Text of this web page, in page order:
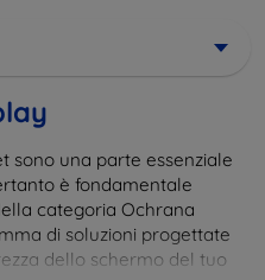
sono una parte essenziale
è fondamentale
categoria Ochrana
di soluzioni progettate
dello schermo del tuo